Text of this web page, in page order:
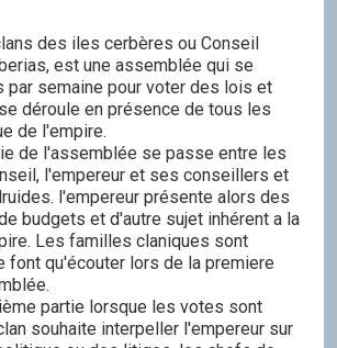
des iles cerbères ou Conseil
est une assemblée qui se
par semaine pour voter des lois et
déroule en présence de tous les
de l'empire.
de l'assemblée se passe entre les
l'empereur et ses conseillers et
l'empereur présente alors des
budgets et d'autre sujet inhérent a la
Les familles claniques sont
font qu'écouter lors de la premiere
partie lorsque les votes sont
souhaite interpeller l'empereur sur